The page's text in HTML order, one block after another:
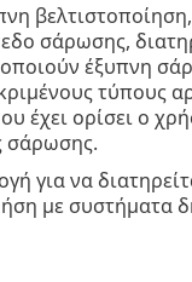
σάρωσης,
έξυπνη
τύπους
έχει ορίσει ο
σάρωσης.
για να
με συστήματα